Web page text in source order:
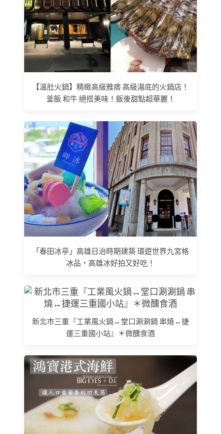
【溫肚火鍋】精緻高級雅痞 高級湯底的火鍋店！
釜飯 和牛 絕搭美味！飯後甜點超華麗！
「春田冰亭」高雄日治時期建築 環遊世界九宮格
冰品，高雄冰好拍又好吃！
新北市三重『工業風火鍋↔堂口涮涮鍋 串燒↔捷
運三重國小站』＊微醺食酒